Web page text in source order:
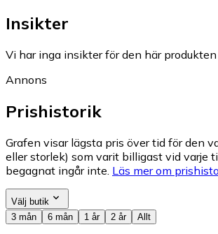
Insikter
Vi har inga insikter för den här produkten
Annons
Prishistorik
Grafen visar lägsta pris över tid för den
eller storlek) som varit billigast vid varje
begagnat ingår inte. Läs mer om
Välj butik
3 mån
6 mån 1 år 2 år Allt